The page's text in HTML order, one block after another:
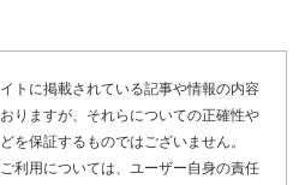
トに掲載されている記事や情報の内容
りますが、それらについての正確性や
を保証するものではございません。
利用については、ユーザー自身の責任